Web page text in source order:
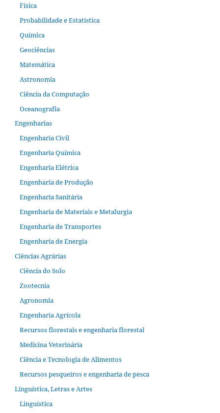
Física
Probabilidade e Estatística
Química
Geociências
Matemática
Astronomia
Ciência da Computação
Oceanografia
Engenharias
Engenharia Civil
Engenharia Química
Engenharia Elétrica
Engenharia de Produção
Engenharia Sanitária
Engenharia de Materiais e Metalurgia
Engenharia de Transportes
Engenharia de Energia
Ciências Agrárias
Ciência do Solo
Zootecnia
Agronomia
Engenharia Agrícola
Recursos florestais e engenharia florestal
Medicina Veterinária
Ciência e Tecnologia de Alimentos
Recursos pesqueiros e engenharia de pesca
Linguística, Letras e Artes
Linguística